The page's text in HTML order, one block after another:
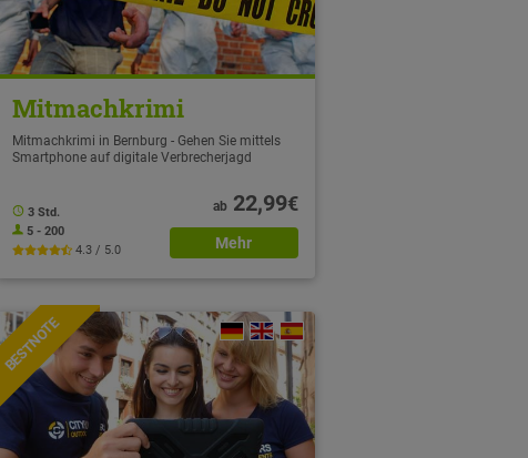
Mitmachkrimi
Mitmachkrimi in Bernburg - Gehen Sie mittels
Smartphone auf digitale Verbrecherjagd
3 Std.
5 - 200
4.3 / 5.0
ab22,99€
Mehr
BESTNOTE